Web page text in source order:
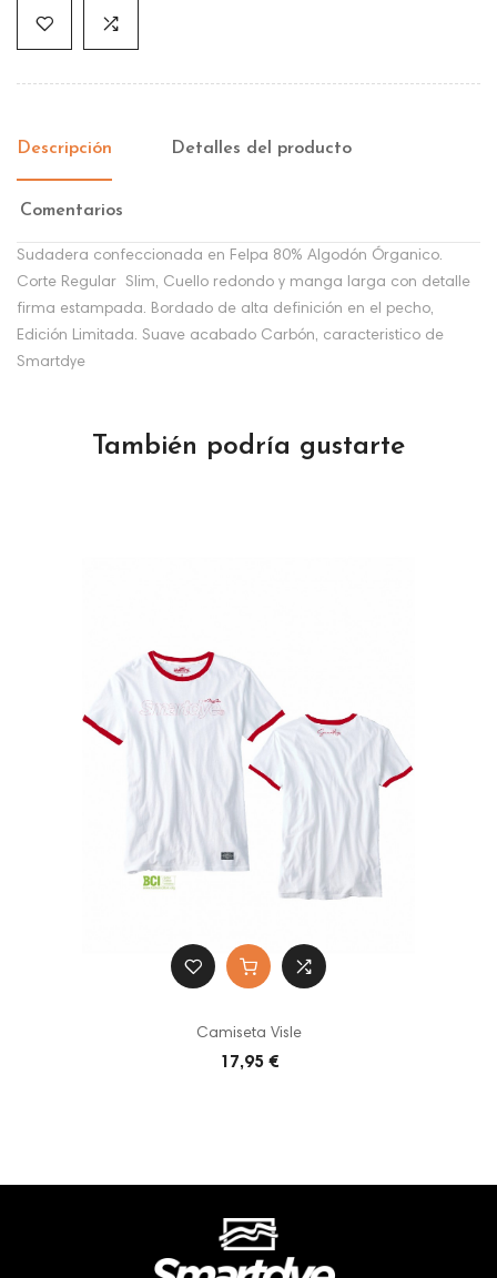
Descripción Detalles del producto
Comentarios
Sudadera confeccionada en Felpa 80% Algodón Órganico.
Corte Regular Slim, Cuello redondo y manga larga con detalle
firma estampada. Bordado de alta definición en el pecho,
Edición Limitada. Suave acabado Carbón, caracteristico de
Smartdye
También podría gustarte
Camiseta Visle
17,95 €